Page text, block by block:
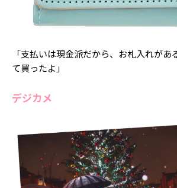
「支払いは現金派だから、お札入れがあ
て買ったよ」
デジカメ